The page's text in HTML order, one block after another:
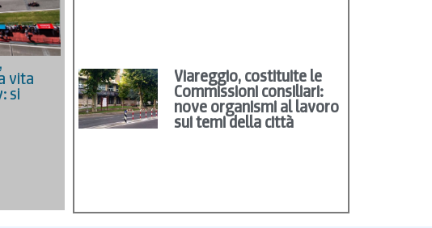
vita
si
Viareggio, costituite le
Commissioni consiliari:
nove organismi al lavoro
sui temi della città